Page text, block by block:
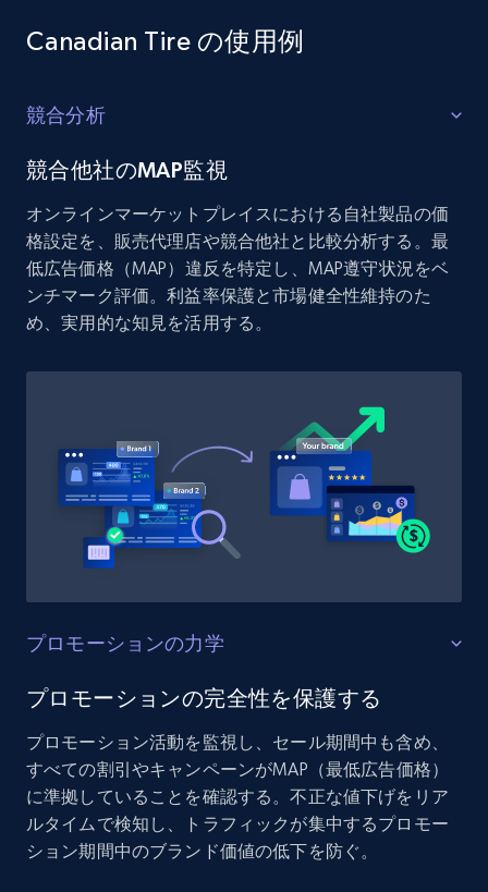
Canadian Tire の使用例
競合分析
競合他社のMAP監視
オンラインマーケットプレイスにおける自社製品の価
格設定を、販売代理店や競合他社と比較分析する。最
低広告価格（MAP）違反を特定し、MAP遵守状況をベ
ンチマーク評価。利益率保護と市場健全性維持のた
め、実用的な知見を活用する。
プロモーションの力学
プロモーションの完全性を保護する
プロモーション活動を監視し、セール期間中も含め、
すべての割引やキャンペーンがMAP（最低広告価格）
に準拠していることを確認する。不正な値下げをリア
ルタイムで検知し、トラフィックが集中するプロモー
ション期間中のブランド価値の低下を防ぐ。